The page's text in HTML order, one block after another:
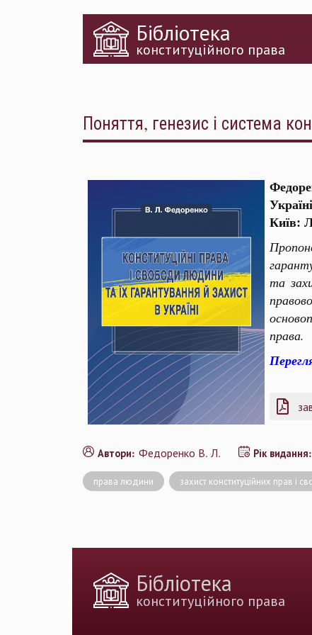
Бібліотека
конституційного права
Поняття, генезис і система
Київ:
та
права.
Автори: Федоренко В. Л. Рік видання:
права людини захист конституційних прав і
Бібліотека
конституційного права